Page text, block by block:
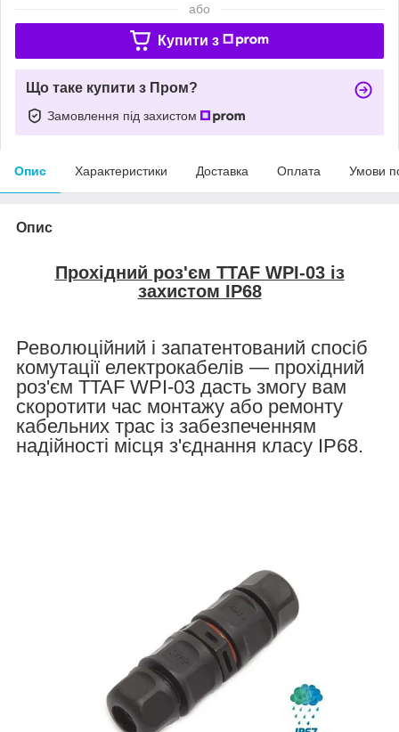
або
Купити з
Що таке купити з Пром?
Замовлення під захистом
Опис Характеристики Доставка Оплата Умови
Опис
Прохідний роз'єм TTAF WPI-03 із
захистом IP68
Революційний і запатентований спосіб
комутації електрокабелів — прохідний
роз'єм TTAF WPI-03 дасть змогу вам
скоротити час монтажу або ремонту
кабельних трас із забезпеченням
надійності місця з'єднання класу IP68.